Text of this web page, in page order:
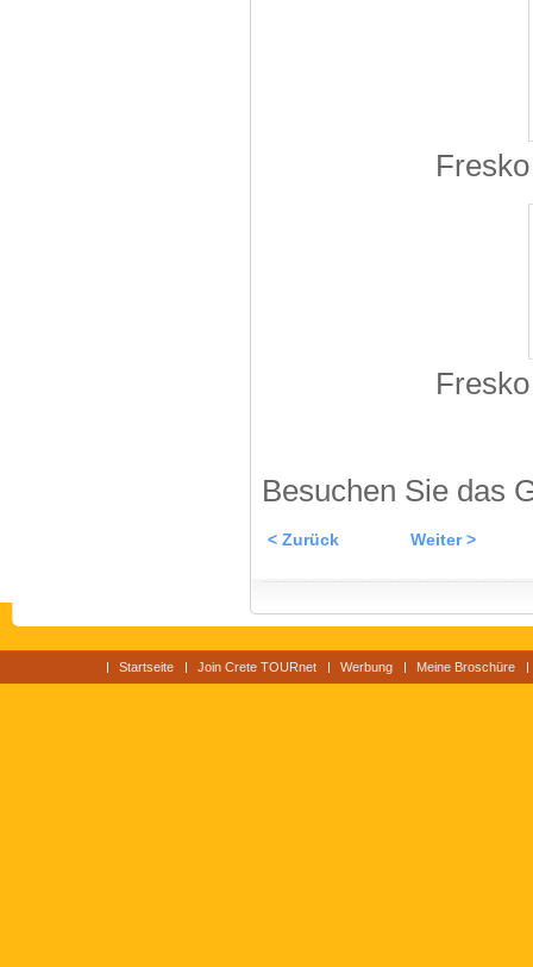
Besuchen Sie das
< Zurück Weiter >
Startseite Join Crete TOURnet Werbung Meine Broschüre